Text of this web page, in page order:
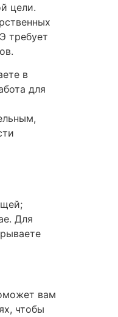
цели.
требует
в
для
Для
вам
чтобы